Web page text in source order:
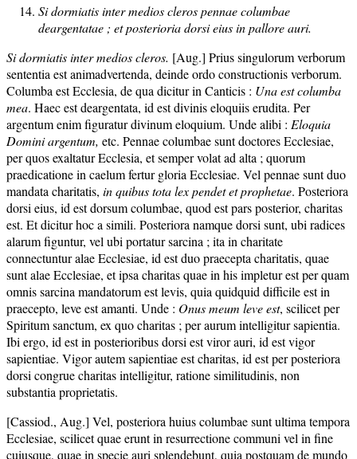
Si dormiatis inter medios cleros pennae columbae
deargentatae ; et posterioria dorsi eius in pallore auri.
Si dormiatis inter medios cleros. [Aug.] Prius singulorum verborum
sententia est animadvertenda, deinde ordo constructionis verborum.
Columba est Ecclesia, de qua dicitur in Canticis : Una est columba
mea. Haec est deargentata, id est divinis eloquiis erudita. Per
argentum enim figuratur divinum eloquium. Unde alibi : Eloquia
Domini argentum, etc. Pennae columbae sunt doctores Ecclesiae,
per quos exaltatur Ecclesia, et semper volat ad alta ; quorum
praedicatione in caelum fertur gloria Ecclesiae. Vel pennae sunt duo
mandata charitatis, in quibus tota lex pendet et prophetae. Posteriora
dorsi eius, id est dorsum columbae, quod est pars posterior, charitas
est. Et dicitur hoc a simili. Posteriora namque dorsi sunt, ubi radices
alarum figuntur, vel ubi portatur sarcina ; ita in charitate
connectuntur alae Ecclesiae, id est duo praecepta charitatis, quae
sunt alae Ecclesiae, et ipsa charitas quae in his impletur est per quam
omnis sarcina mandatorum est levis, quia quidquid difficile est in
praecepto, leve est amanti. Unde : Onus meum leve est, scilicet per
Spiritum sanctum, ex quo charitas ; per aurum intelligitur sapientia.
Ibi ergo, id est in posterioribus dorsi est viror auri, id est vigor
sapientiae. Vigor autem sapientiae est charitas, id est per posteriora
dorsi congrue charitas intelligitur, ratione similitudinis, non
substantia proprietatis.
[Cassiod., Aug.] Vel, posteriora huius columbae sunt ultima tempora
Ecclesiae, scilicet quae erunt in resurrectione communi vel in fine
cuiusque, quae in specie auri splendebunt, quia postquam de mundo